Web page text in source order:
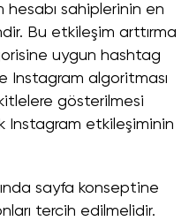
hesabı sahiplerinin en
Bu etkileşim arttırma
uygun hashtag
Instagram algoritması
gösterilmesi
Instagram etkileşiminin
sayfa konseptine
tercih edilmelidir.